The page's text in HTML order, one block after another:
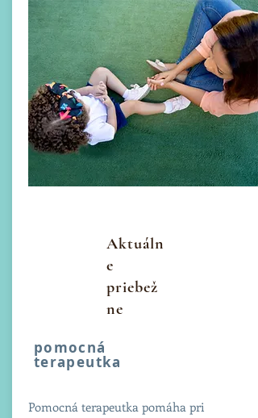
Aktuáln
e
priebež
ne
pomocná
terapeutka
Pomocná terapeutka pomáha pri